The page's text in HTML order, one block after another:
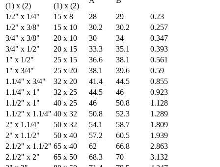
(1) x (2)
(1) x (2)
1/2" x 1/4"
15 x 8 28 29
0.23
1/2" x 3/8"
15 x 10 30.2 30.2
0.257
3/4" x 3/8"
20 x 10 30 34
0.347
3/4" x 1/2"
20 x 15 33.3 35.1
0.393
1" x 1/2"
25 x 15 36.6 38.1
0.561
1" x 3/4"
25 x 20 38.1 39.6
0.59
1.1/4" x 3/4"
32 x 20 41.4 44.5
0.855
1.1/4" x 1"
32 x 25 44.5 46
0.923
1.1/2" x 1"
40 x 25 46 50.8
1.128
1.1/2" x 1.1/4" 40 x 32 50.8 52.3
1.289
2" x 1.1/4"
50 x 32 54.1 58.7
1.809
2" x 1.1/2"
50 x 40 57.2 60.5
1.939
2.1/2" x 1.1/2" 65 x 40 62 66.8
2.863
2.1/2" x 2"
65 x 50 68.3 70
3.132